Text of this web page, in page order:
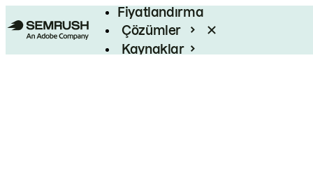
Fiyatlandırma
Çözümler
Kaynaklar